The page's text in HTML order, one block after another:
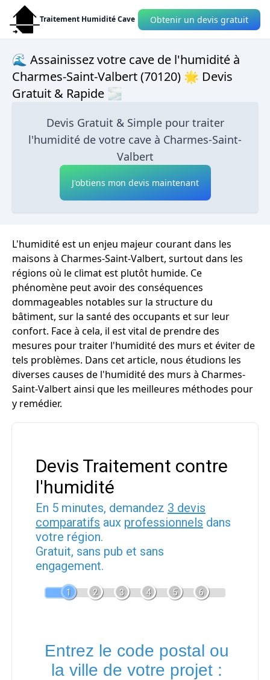
Traitement Humidité Cave Obtenir un devis gratuit
🌊 Assainissez votre cave de l'humidité à
Charmes-Saint-Valbert (70120) 🌟 Devis
Gratuit & Rapide 🌫
Devis Gratuit & Simple pour traiter
l'humidité de votre cave à Charmes-Saint-
Valbert
J'obtiens mon devis maintenant
L'humidité est un enjeu majeur courant dans les
maisons à Charmes-Saint-Valbert, surtout dans les
régions où le climat est plutôt humide. Ce
phénomène peut avoir des conséquences
dommageables notables sur la structure du
bâtiment, sur la santé des occupants et sur leur
confort. Face à cela, il est vital de prendre des
mesures pour traiter l'humidité des murs et éviter de
tels problèmes. Dans cet article, nous étudions les
diverses causes de l'humidité des murs à Charmes-
Saint-Valbert ainsi que les meilleures méthodes pour
y remédier.
Devis Traitement contre
l'humidité
En 5 minutes, demandez 3 devis
comparatifs aux professionnels dans
votre région.
Gratuit, sans pub et sans
engagement.
1 2 3 4 5 6
Entrez le code postal ou
la ville de votre projet :